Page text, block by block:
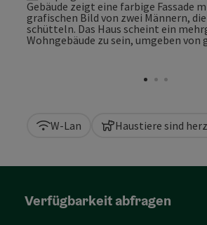
W-Lan Haustiere sind
Verfügbarkeit abfragen